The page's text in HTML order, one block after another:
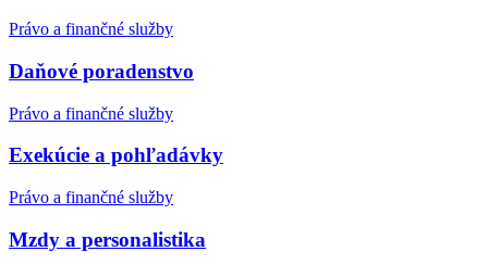
Právo a finančné služby
Daňové poradenstvo
Právo a finančné služby
Exekúcie a pohľadávky
Právo a finančné služby
Mzdy a personalistika